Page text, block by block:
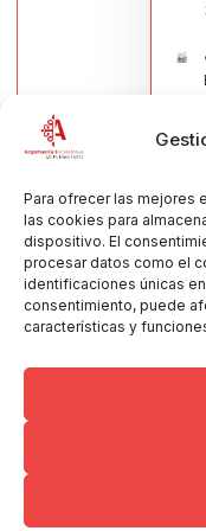
Para ofrecer las mejores
las cookies para
dispositivo. El
procesar datos como el
identificaciones únicas
consentimiento, puede
características y
Copyright © 2026
Politica de Privacidad